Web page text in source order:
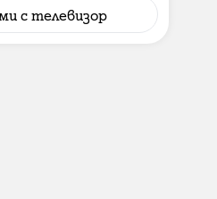
с телевизор